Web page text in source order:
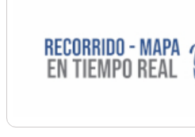
Ordenamiento
Promoción Social
Salud
Secretaría General